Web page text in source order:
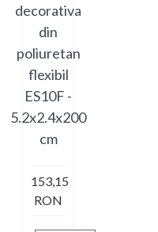
decorativa
din
poliuretan
flexibil
ES10F -
5.2x2.4x200
cm
153,15
RON